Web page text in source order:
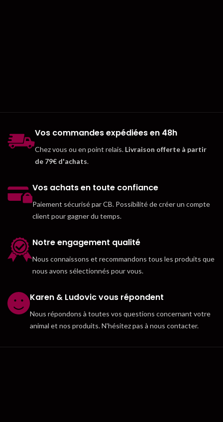
Vos commandes expédiées en 48h
Chez vous ou en point relais. Livraison offerte à partir
de 79€ d'achats.
Vos achats en toute confiance
Paiement sécurisé par CB. Possibilité de créer un compte
client pour gagner du temps.
Notre engagement qualité
Nous connaissons et recommandons tous les produits que
nous avons sélectionnés pour vous.
Karen & Ludovic vous répondent
Nous répondons à toutes vos questions concernant votre
animal et nos produits. N'hésitez pas à nous contacter.